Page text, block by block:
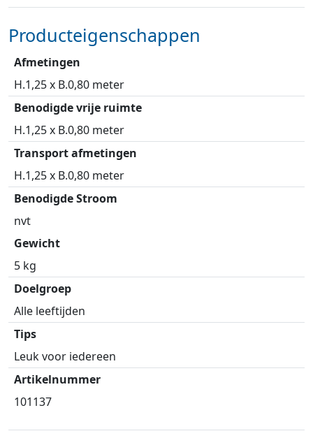
Producteigenschappen
Afmetingen
H.1,25 x B.0,80 meter
Benodigde vrije ruimte
H.1,25 x B.0,80 meter
Transport afmetingen
H.1,25 x B.0,80 meter
Benodigde Stroom
nvt
Gewicht
5 kg
Doelgroep
Alle leeftijden
Tips
Leuk voor iedereen
Artikelnummer
101137